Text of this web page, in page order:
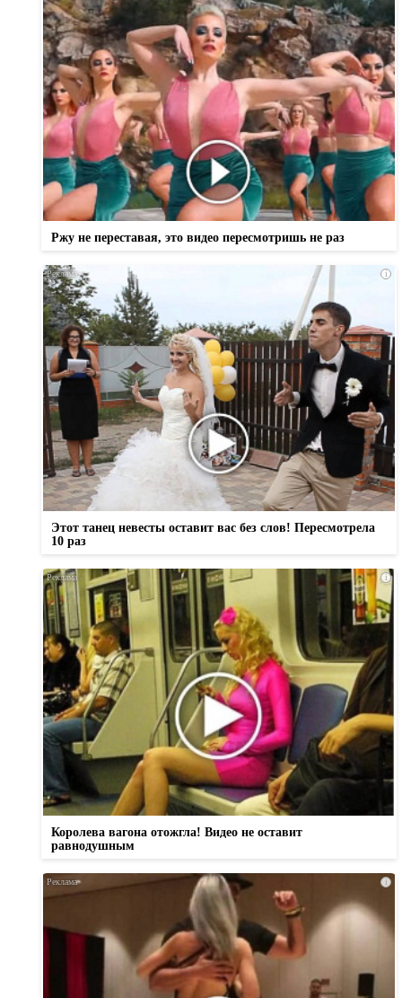
Ржу не переставая, это видео пересмотришь не раз
i
Этот танец невесты оставит вас без слов! Пересмотрела
10 раз
i
Королева вагона отожгла! Видео не оставит
равнодушным
i